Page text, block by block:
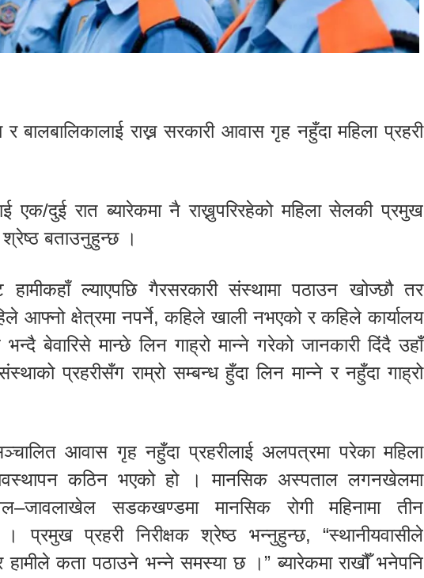
बालबालिकालाई राख्न सरकारी आवास गृह नहुँदा महिला प्रहरी
एक/दुई रात ब्यारेकमा नै राख्नुपरिरहेको महिला सेलकी प्रमुख
श्रेष्ठ बताउनुहुन्छ ।
हामीकहाँ ल्याएपछि गैरसरकारी संस्थामा पठाउन खोज्छौ तर
आफ्नो क्षेत्रमा नपर्ने, कहिले खाली नभएको र कहिले कार्यालय
बेवारिसे मान्छे लिन गाह्रो मान्ने गरेको जानकारी दिंदै उहाँ
प्रहरीसँग राम्रो सम्बन्ध हुँदा लिन मान्ने र नहुँदा गाह्रो
सञ्चालित आवास गृह नहुँदा प्रहरीलाई अलपत्रमा परेका महिला
कठिन भएको हो । मानसिक अस्पताल लगनखेलमा
सडकखण्डमा मानसिक रोगी महिनामा तीन
प्रमुख प्रहरी निरीक्षक श्रेष्ठ भन्नुहुन्छ, “स्थानीयवासीले
हामीले कता पठाउने भन्ने समस्या छ ।” ब्यारेकमा राखौँ भनेपनि